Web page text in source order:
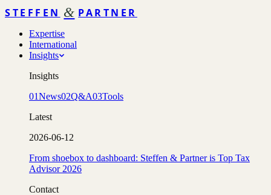
STEFFEN & PARTNER
Expertise
International
Insights
Insights
01News02Q&A03Tools
Latest
2026-06-12
From shoebox to dashboard: Steffen & Partner is Top Tax
Advisor 2026
Contact